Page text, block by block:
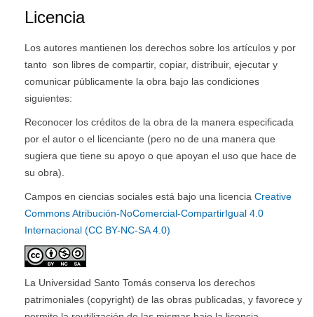
Licencia
Los autores mantienen los derechos sobre los artículos y por
tanto son libres de compartir, copiar, distribuir, ejecutar y
comunicar públicamente la obra bajo las condiciones
siguientes:
Reconocer los créditos de la obra de la manera especificada
por el autor o el licenciante (pero no de una manera que
sugiera que tiene su apoyo o que apoyan el uso que hace de
su obra).
Campos en ciencias sociales está bajo una licencia Creative
Commons Atribución-NoComercial-CompartirIgual 4.0
Internacional (CC BY-NC-SA 4.0)
La Universidad Santo Tomás conserva los derechos
patrimoniales (copyright) de las obras publicadas, y favorece y